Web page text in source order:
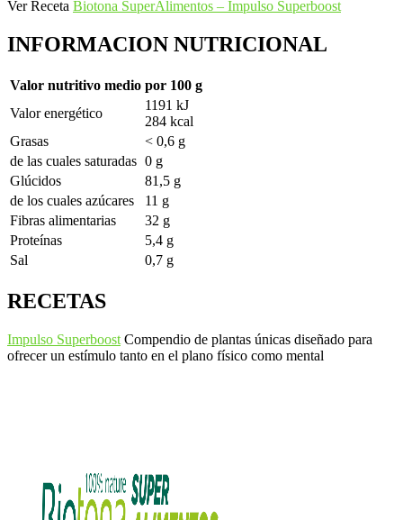
Ver Receta Biotona SuperAlimentos – Impulso Superboost
INFORMACION NUTRICIONAL
Valor nutritivo medio por 100 g
Valor energético
1191 kJ
284 kcal
Grasas
< 0,6 g
de las cuales saturadas 0 g
Glúcidos
81,5 g
de los cuales azúcares
11 g
Fibras alimentarias
32 g
Proteínas
5,4 g
Sal
0,7 g
RECETAS
Impulso Superboost Compendio de plantas únicas diseñado para
ofrecer un estímulo tanto en el plano físico como mental